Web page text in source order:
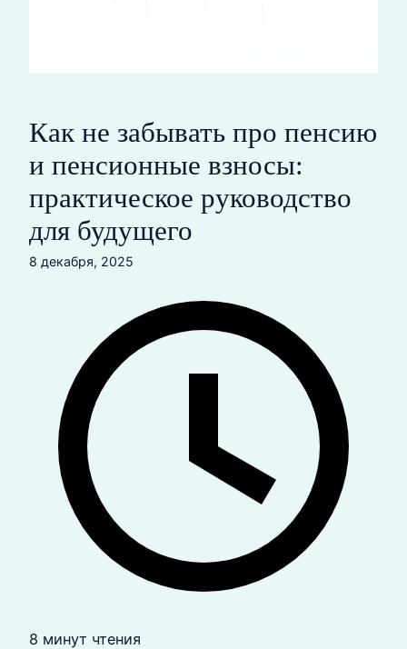
Как не забывать про пенсию
и пенсионные взносы:
практическое руководство
для будущего
8 декабря, 2025
8 минут чтения